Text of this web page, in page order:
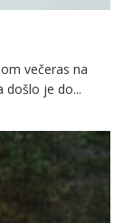
večeras na
došlo je do...